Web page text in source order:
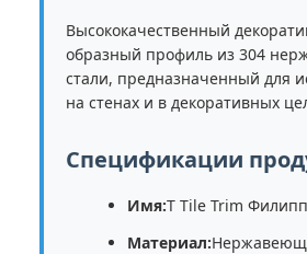
Высококачественный
образный профиль из 304
стали, предназначенный для
на стенах и в декоративных
Спецификации
Имя:T Tile Trim
Материал: